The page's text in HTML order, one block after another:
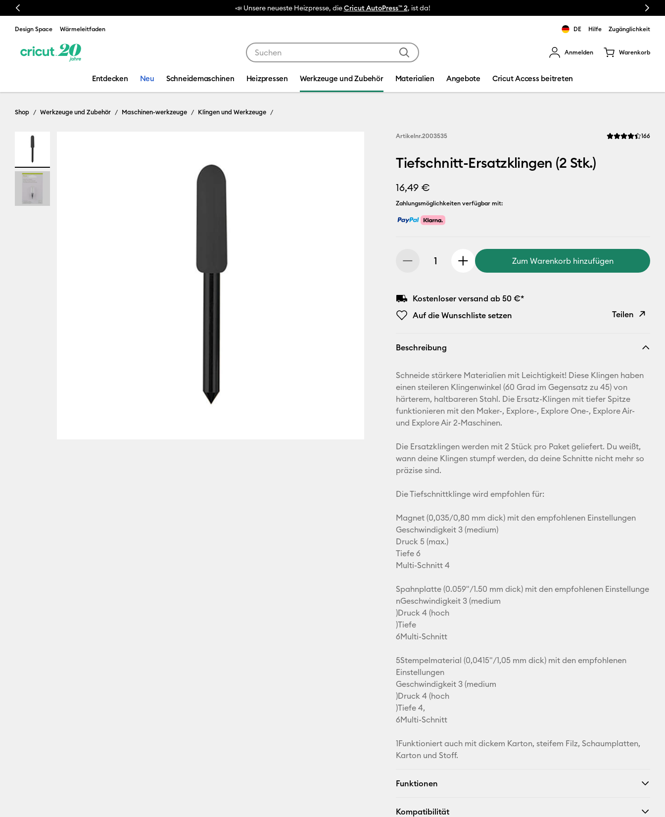
Previous 📣 Unsere neueste Heizpresse, die Cricut AutoPress™ 2, ist da! Next
Design Space Wärmeleitfaden DE Hilfe Zugänglichkeit
Anmelden Warenkorb
Entdecken Neu Schneidemaschinen Heizpressen Werkzeuge und Zubehör Materialien Angebote Cricut Access beitreten
Shop Werkzeuge und Zubehör Maschinen-werkzeuge Klingen und Werkzeuge
Artikelnr.2003535 Die 166
Tiefschnitt-Ersatzklingen (2 Stk.)
16,49 €
Zahlungsmöglichkeiten verfügbar mit:
Zum Warenkorb hinzufügen
Kostenloser versand ab 50 €*
Auf die Wunschliste setzen
Teilen
E-Mail-
Adresse
Pinterest
X
Beschreibung
Schneide stärkere Materialien mit Leichtigkeit! Diese Klingen haben
einen steileren Klingenwinkel (60 Grad im Gegensatz zu 45) von
härterem, haltbareren Stahl. Die Ersatz-Klingen mit tiefer Spitze
funktionieren mit den Maker-, Explore-, Explore One-, Explore Air-
und Explore Air 2-Maschinen.
Die Ersatzklingen werden mit 2 Stück pro Paket geliefert. Du weißt,
wann deine Klingen stumpf werden, da deine Schnitte nicht mehr so
präzise sind.
Die Tiefschnittklinge wird empfohlen für:
Magnet (0,035/0,80 mm dick) mit den empfohlenen Einstellungen
Geschwindigkeit 3 (medium)
Druck 5 (max.)
Tiefe 6
Multi-Schnitt 4
Spahnplatte (0.059"/1.50 mm dick) mit den empfohlenen Einstellunge
nGeschwindigkeit 3 (medium
)Druck 4 (hoch
)Tiefe
6Multi-Schnitt
5Stempelmaterial (0,0415"/1,05 mm dick) mit den empfohlenen
Einstellungen
Geschwindigkeit 3 (medium
)Druck 4 (hoch
)Tiefe 4,
6Multi-Schnitt
1Funktioniert auch mit dickem Karton, steifem Filz, Schaumplatten,
Karton und Stoff.
Funktionen
Kompatibilität